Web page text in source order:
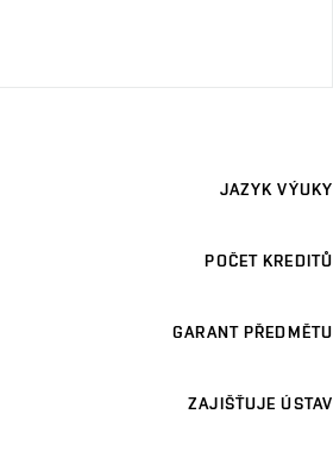
JAZYK VÝUKY
POČET KREDITŮ
GARANT PŘEDMĚTU
ZAJIŠŤUJE ÚSTAV